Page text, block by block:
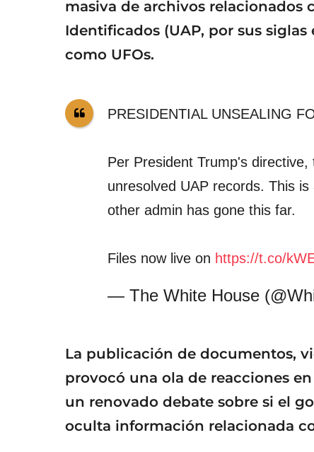
masiva de archivos relacionados
Identificados (UAP, por sus
como UFOs.
PRESIDENTIAL UNSEALING
Per President Trump's directive,
unresolved UAP records. This
other admin has gone this far.
Files now live on https://t.co/
— The White House
La publicación de documentos,
provocó una ola de reacciones
un renovado debate sobre si el
oculta información relacionada